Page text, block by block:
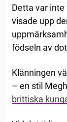
Detta var
visade upp
födseln av
Klänningen
– en stil
brittiska